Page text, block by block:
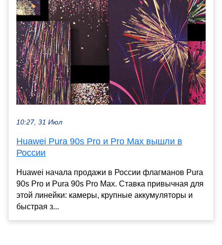
10:27, 31 Июл
Huawei Pura 90s Pro и Pro Max вышли в
России
Huawei начала продажи в России флагманов Pura
90s Pro и Pura 90s Pro Max. Ставка привычная для
этой линейки: камеры, крупные аккумуляторы и
быстрая з...